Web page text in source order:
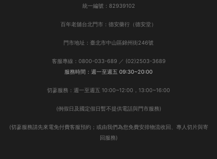
統一編號：82939102
百年老舖台北門市：德安藥行（德安堂）
門市地址：臺北市中山區錦州街246號
客服專線：0800-033-689 ／ (02)2503-3689
服務時間：週一至週五 09:30~20:00
切蔘服務：週一至週五 10:00~12:00，13:00~16:00
(例假日及國定假日暫不提供電話與門市服務)
(切蔘服務請先來電免付費客服預約；或由我們為您免費安排物流收回、專人切片與寄
回服務)